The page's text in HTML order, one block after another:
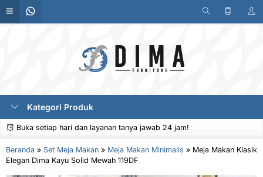
Kategori Produk
Buka setiap hari dan layanan tanya jawab 24 jam!
Beranda » Set Meja Makan » Meja Makan Minimalis » Meja Makan Klasik
Elegan Dima Kayu Solid Mewah 119DF